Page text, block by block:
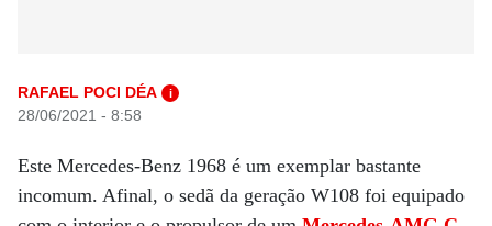
RAFAEL POCI DÉA i
28/06/2021 - 8:58
Este Mercedes-Benz 1968 é um exemplar bastante
incomum. Afinal, o sedã da geração W108 foi equipado